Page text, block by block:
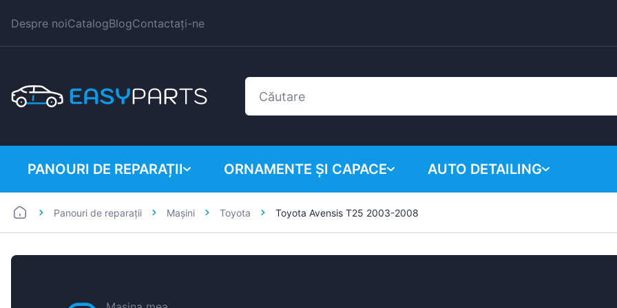
Despre noiCatalogBlogContactați-ne
PANOURI DE REPARAȚII
Autoutilitare
ORNAMENTE ȘI CAPACE
BMW
AUTO DETAILING
Panouri de reparații Mașini Toyota Toyota Avensis T25 2003-2008